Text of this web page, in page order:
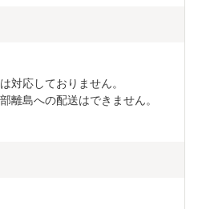
対応しておりません。
離島への配送はできません。